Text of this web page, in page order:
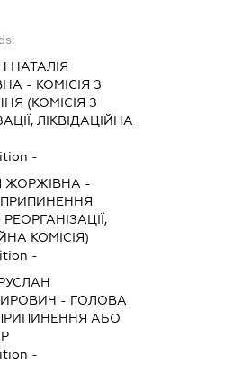
НАТАЛІЯ
- КОМІСІЯ З
(КОМІСІЯ З
ЛІКВІДАЦІЙНА
-
ЖОРЖІВНА -
ПРИПИНЕННЯ
РЕОРГАНІЗАЦІЇ,
КОМІСІЯ)
-
- ГОЛОВА
ПРИПИНЕННЯ АБО
-